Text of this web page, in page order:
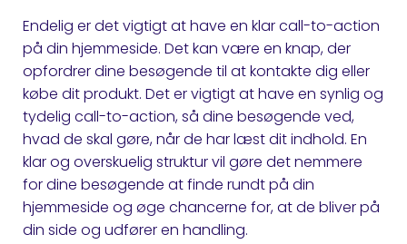
Endelig er det vigtigt at have en klar call-to-action
på din hjemmeside. Det kan være en knap, der
opfordrer dine besøgende til at kontakte dig eller
købe dit produkt. Det er vigtigt at have en synlig og
tydelig call-to-action, så dine besøgende ved,
hvad de skal gøre, når de har læst dit indhold. En
klar og overskuelig struktur vil gøre det nemmere
for dine besøgende at finde rundt på din
hjemmeside og øge chancerne for, at de bliver på
din side og udfører en handling.